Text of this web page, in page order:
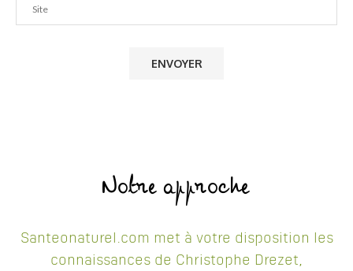
Notre approche
Santeonaturel.com met à votre disposition les
connaissances de Christophe Drezet,